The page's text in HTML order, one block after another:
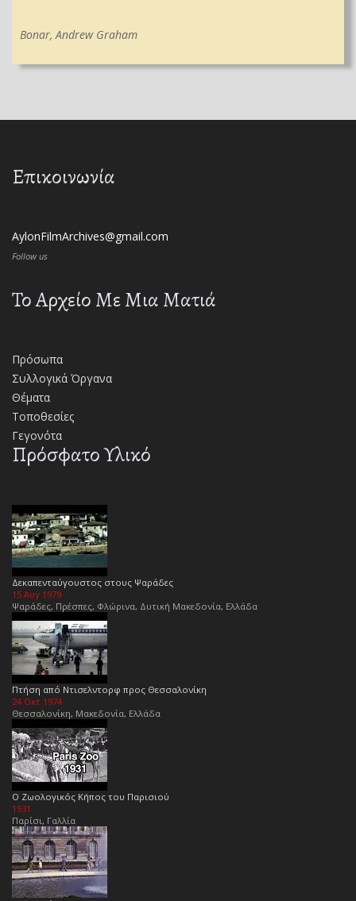
Bonar, Andrew Graham
Επικοινωνία
AylonFilmArchives@gmail.com
Follow us
Το Αρχείο Με Μια Ματιά
Πρόσωπα
Συλλογικά Όργανα
Θέματα
Τοποθεσίες
Γεγονότα
Πρόσφατο Υλικό
Δεκαπενταύγουστος στους Ψαράδες
15 Αυγ 1979
Ψαράδες, Πρέσπες, Φλώρινα, Δυτική Μακεδονία, Ελλάδα
Πτήση από Ντισελντορφ προς Θεσσαλονίκη
24 Οκτ 1974
Θεσσαλονίκη, Μακεδονία, Ελλάδα
Ο Ζωολογικός Κήπος του Παρισιού
1931
Παρίσι, Γαλλία